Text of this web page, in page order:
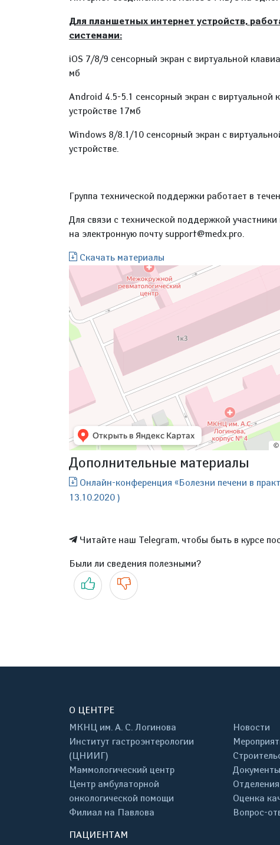
Для планшетных интернет устройств,
системами:
iOS 7/8/9 сенсорный экран с виртуальной
мб
Android 4.5-5.1 сенсорный экран с виртуальной
устройстве 17мб
Windows 8/8.1/10 сенсорный экран с
устройстве.
Группа технической поддержки работает в
Для связи с технической поддержкой
на электронную почту support@medx.pro.
Скачать материалы
Дополнительные материалы
Онлайн-конференция «Болезни печени в
13.10.2020 )
Читайте наш Telegram, чтобы быть в курсе
Были ли сведения полезными?
Да Нет
О ЦЕНТРЕ
МКНЦ им. А. С. Логинова
Институт гастроэнтерологии
(ЦНИИГ)
Маммологический центр
Центр амбулаторной
онкологической помощи
Филиал на Павлова
Новости
Документы
Отделения
Оценка
Вопрос-
ПАЦИЕНТАМ